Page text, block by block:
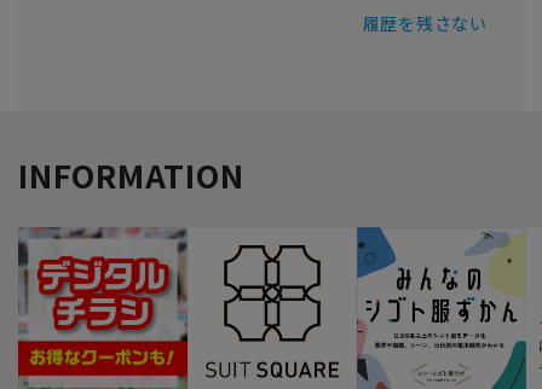
履歴を残さない
INFORMATION